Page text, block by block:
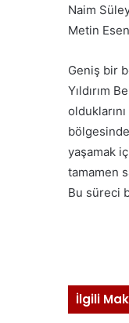
Naim
Metin
Geniş bir
Yıldırım
yaşamak
tamamen
Bu süreci
İlgili